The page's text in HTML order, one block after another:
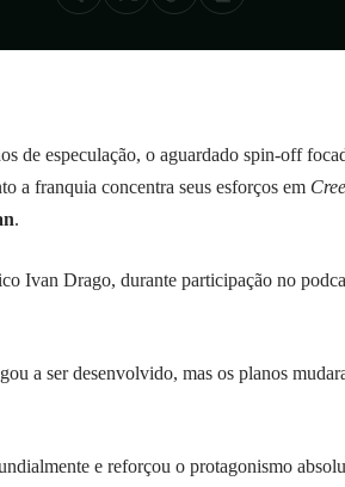
de especulação, o aguardado spin-off
a franquia concentra seus esforços em
.
Ivan Drago, durante participação no
a ser desenvolvido, mas os planos
e reforçou o protagonismo